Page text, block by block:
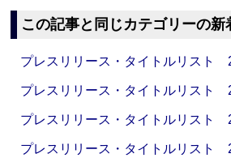
この記事と同じカテゴリーの新
プレスリリース・タイトルリスト
プレスリリース・タイトルリスト
プレスリリース・タイトルリスト
プレスリリース・タイトルリスト